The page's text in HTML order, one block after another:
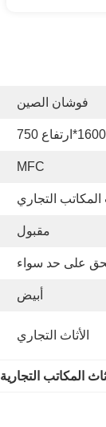
فوشان الصين
MFC
المكاتب التجاري
مقبول
على حد سواء
أبيض
الأثاث التجاري
المكاتب التجارية